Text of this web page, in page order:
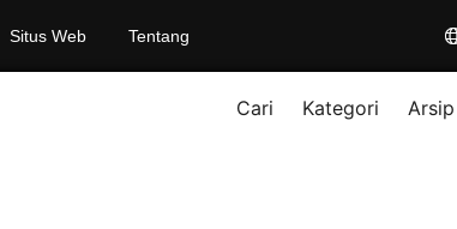
Situs Web Tentang
Cari Kategori Arsip